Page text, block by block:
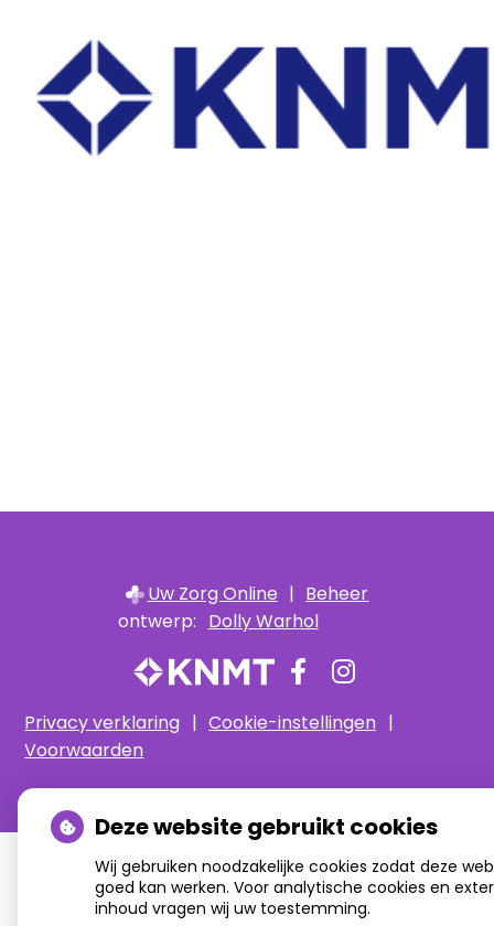
Uw Zorg Online | Beheer
ontwerp: Dolly Warhol
Bezoek
onze
pagina
Bezoek
onze
pagina
Privacy verklaring | Cookie-instellingen |
Voorwaarden
Deze website gebruikt cookies
Wij gebruiken noodzakelijke cookies zodat deze
goed kan werken. Voor analytische cookies en
inhoud vragen wij uw toestemming.